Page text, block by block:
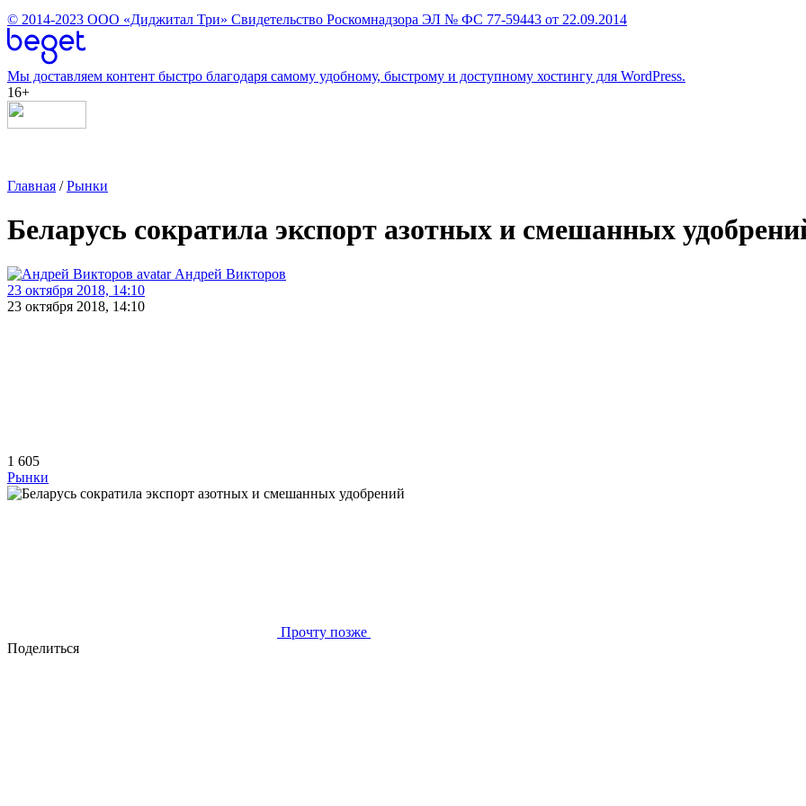
© 2014-2023 ООО «Диджитал Три» Свидетельство Роскомнадзора ЭЛ № ФС 77-59443 от 22.09.2014
Мы доставляем контент быстро благодаря самому удобному, быстрому и доступному хостингу для WordPress.
16+
Главная /Рынки
Беларусь сократила экспорт азотных и смешанных
Андрей Викторов
23 октября 2018, 14:10
23 октября 2018, 14:10
1 605
Рынки
Прочту позже
Поделиться